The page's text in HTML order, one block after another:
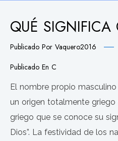
QUÉ SIGNIFICA
Publicado Por Vaquero2016
Publicado En C
El nombre propio
un origen totalmente
griego que se conoce su
Dios”. La festividad de los